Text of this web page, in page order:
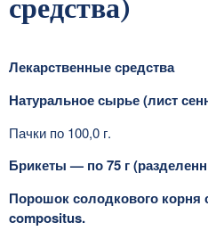
средства)
Лекарственные средства
Натуральное сырье (лист
Пачки по 100,0 г.
Брикеты — по 75 г
Порошок солодкового
compositus.